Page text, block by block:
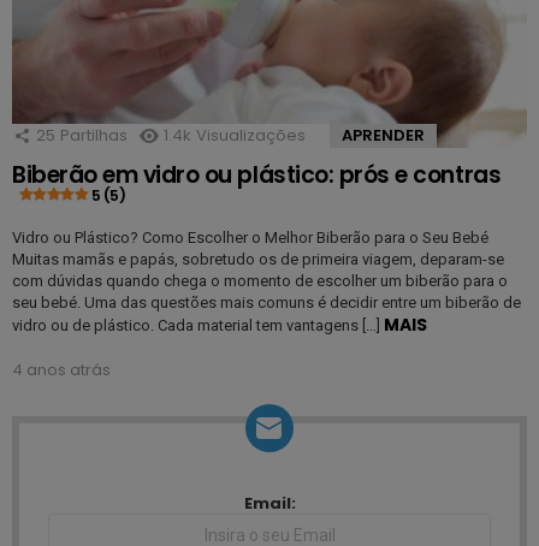
25 Partilhas 1.4k Visualizações APRENDER
Biberão em vidro ou plástico: prós e contras
5 (5)
Vidro ou Plástico? Como Escolher o Melhor Biberão para o Seu Bebé
Muitas mamãs e papás, sobretudo os de primeira viagem, deparam-se
com dúvidas quando chega o momento de escolher um biberão para o
seu bebé. Uma das questões mais comuns é decidir entre um biberão de
vidro ou de plástico. Cada material tem vantagens […] MAIS
4 anos atrás
Email: